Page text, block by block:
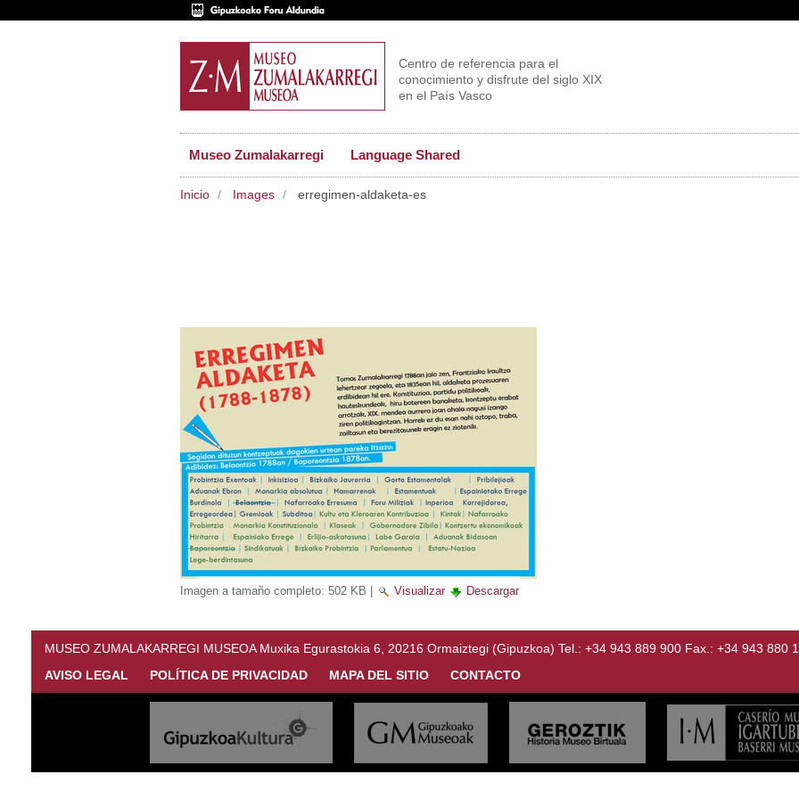
Centro de referencia para el
conocimiento y disfrute del siglo XIX
en el País Vasco
Museo Zumalakarregi Language Shared
Inicio Images erregimen-aldaketa-es
Imagen a tamaño completo: 502 KB Visualizar Descargar
MUSEO ZUMALAKARREGI MUSEOA Muxika Egurastokia 6, 20216 Ormaiztegi (Gipuzkoa) Tel.: +34 943 889 900 Fax.: +34 943 880
AVISO LEGAL
POLÍTICA DE PRIVACIDAD MAPA DEL SITIO CONTACTO